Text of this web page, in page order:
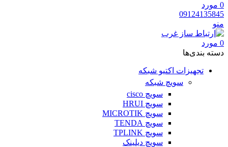
0 مورد
09124135845
منو
0 مورد
دسته‌ بندی‌ها
تجهیزات اکتیو شبکه
سویچ شبکه
سویچ cisco
سویچ HRUI
سویچ MICROTIK
سویچ TENDA
سویچ TPLINK
سویچ دیلینک